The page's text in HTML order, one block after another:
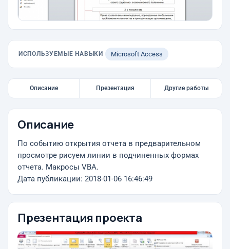
ИСПОЛЬЗУЕМЫЕ НАВЫКИ Microsoft Access
Описание Презентация Другие работы
Описание
По событию открытия отчета в предварительном
просмотре рисуем линии в подчиненных формах
отчета. Макросы VBA.
Дата публикации: 2018-01-06 16:46:49
Презентация проекта